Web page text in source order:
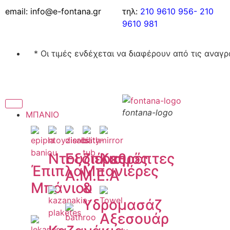
email: info@e-fontana.gr τηλ: 210 9610 956- 210
9610 981
* Οι τιμές ενδέχεται να διαφέρουν από τις
ΜΠΑΝΙΟ
Έπιπλα
Μπάνιου
Ντουζιέρες
Εξοπλισμός
Α.Μ.Ε.Α
Μπανιέρες
&
Υδρομασάζ
Καθρέπτες
Αξεσουάρ
fontana-logo